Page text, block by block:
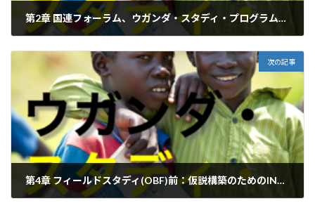
第2章 国連フォーラム、ウガンダ・スタディ・プログラム（USP）とは
次の記事
第4章 フィールドスタディ(OBF)前：仮説構築のためのINPUT①